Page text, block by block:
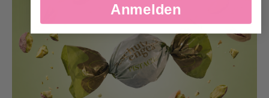
Anmelden